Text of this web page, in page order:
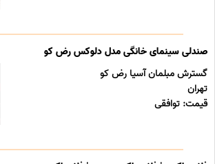
صندلی سینمای خانگی مدل دلوکس رض کو
گسترش مبلمان آسیا رض کو
تهران
قیمت: توافقی